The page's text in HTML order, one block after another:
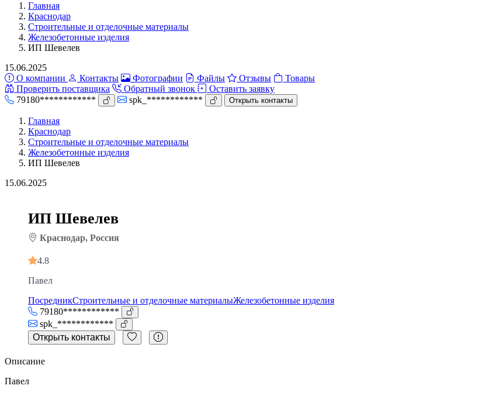
Главная
Краснодар
Строительные и отделочные материалы
Железобетонные изделия
ИП Шевелев
15.06.2025
О компании
Контакты Фотографии Файлы Отзывы
Товары
Проверить поставщика
Обратный звонок
Оставить заявку
79180************
spk_************ Открыть контакты
Главная
Краснодар
Строительные и отделочные материалы
Железобетонные изделия
ИП Шевелев
15.06.2025
ИП Шевелев
Краснодар, Россия
4.8
Павел
ПосредникСтроительные и отделочные материалыЖелезобетонные изделия
79180************
spk_************
Открыть контакты
Описание
Павел